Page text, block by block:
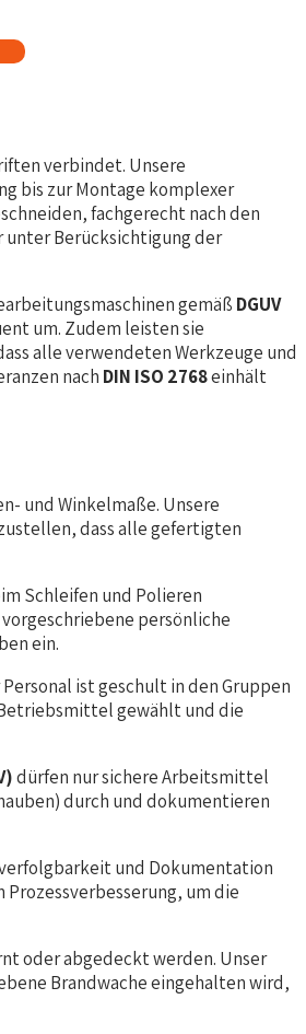
verbindet. Unsere
bis zur Montage komplexer
fachgerecht nach den
Berücksichtigung der
gemäß DGUV
um. Zudem leisten sie
alle verwendeten Werkzeuge und
nach DIN ISO 2768einhält
und Winkelmaße. Unsere
dass alle gefertigten
Schleifen und Polieren
persönliche
ein.
ist geschult in den Gruppen
Betriebsmittel gewählt und die
dürfen nur sichere Arbeitsmittel
durch und dokumentieren
und Dokumentation
um die
oder abgedeckt werden. Unser
Brandwache eingehalten wird,